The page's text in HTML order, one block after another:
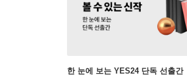
한 눈에 보는 YES24 단독 선출간